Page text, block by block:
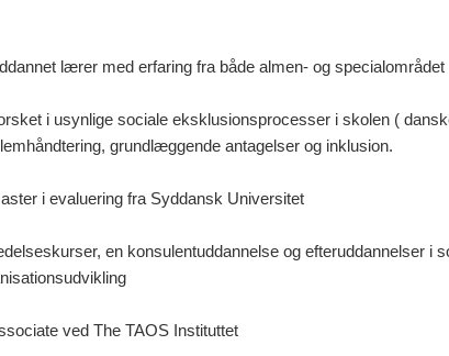
lærer med erfaring fra både almen- og specialområdet
i usynlige sociale eksklusionsprocesser i skolen (
grundlæggende antagelser og inklusion.
i evaluering fra Syddansk Universitet
en konsulentuddannelse og efteruddannelser i
ved The TAOS Instituttet